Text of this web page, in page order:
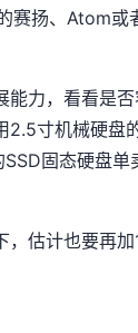
赛扬、Atom或
力，看看是否
寸机械硬盘
固态硬盘单
估计也要再